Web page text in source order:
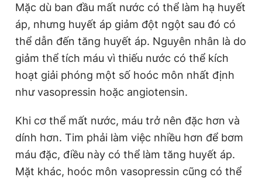
m
e
Mặc dù ban đầu mất nước có thể làm hạ huyết
áp, nhưng huyết áp giảm đột ngột sau đó có
thể dẫn đến tăng huyết áp. Nguyên nhân là do
giảm thể tích máu vì thiếu nước có thể kích
hoạt giải phóng một số hoóc môn nhất định
như vasopressin hoặc angiotensin.
Khi cơ thể mất nước, máu trở nên đặc hơn và
dính hơn. Tim phải làm việc nhiều hơn để bơm
máu đặc, điều này có thể làm tăng huyết áp.
Mặt khác, hoóc môn vasopressin cũng có thể